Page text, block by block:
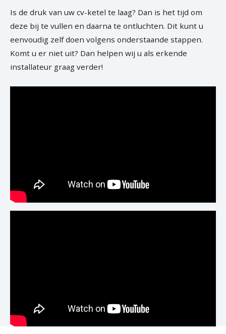
Is de druk van uw cv-ketel te laag? Dan is het tijd om
deze bij te vullen en daarna te ontluchten. Dit kunt u
eenvoudig zelf doen volgens onderstaande stappen.
Komt u er niet uit? Dan helpen wij u als erkende
installateur graag verder!